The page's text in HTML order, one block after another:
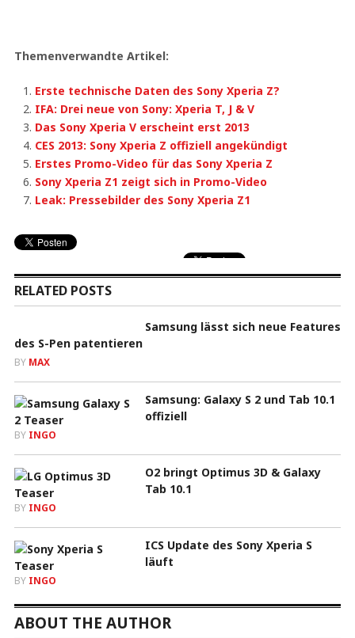
Themenverwandte Artikel:
Erste technische Daten des Sony Xperia Z?
IFA: Drei neue von Sony: Xperia T, J & V
Das Sony Xperia V erscheint erst 2013
CES 2013: Sony Xperia Z offiziell angekündigt
Erstes Promo-Video für das Sony Xperia Z
Sony Xperia Z1 zeigt sich in Promo-Video
Leak: Pressebilder des Sony Xperia Z1
RELATED POSTS
Samsung lässt sich neue Features
des S-Pen patentieren
BY MAX
Samsung: Galaxy S 2 und Tab 10.1
offiziell
BY INGO
O2 bringt Optimus 3D & Galaxy
Tab 10.1
BY INGO
ICS Update des Sony Xperia S
läuft
BY INGO
ABOUT THE AUTHOR